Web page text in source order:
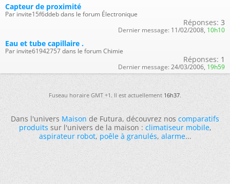
Capteur de proximité
Par invite15f6ddeb dans le forum Électronique
Réponses: 3
Dernier message: 11/02/2008, 10h10
Eau et tube capillaire .
Par invite61942757 dans le forum Chimie
Réponses: 1
Dernier message: 24/03/2006, 19h59
Fuseau horaire GMT +1. Il est actuellement16h37.
Dans l'universMaisonde Futura, découvrez noscomparatifs
produitssur l'univers de la maison :climatiseur mobile,
aspirateur robot,poêle à granulés,alarme...